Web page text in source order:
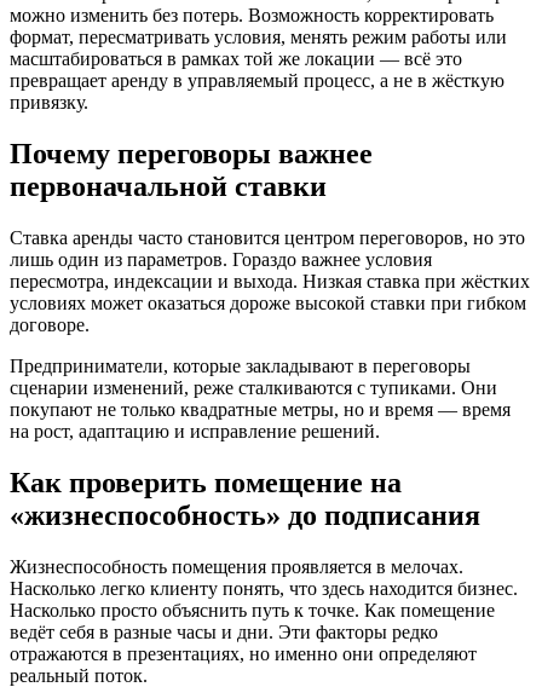
можно изменить без потерь. Возможность корректировать
формат, пересматривать условия, менять режим работы или
масштабироваться в рамках той же локации — всё это
превращает аренду в управляемый процесс, а не в жёсткую
привязку.
Почему переговоры важнее
первоначальной ставки
Ставка аренды часто становится центром переговоров, но это
лишь один из параметров. Гораздо важнее условия
пересмотра, индексации и выхода. Низкая ставка при жёстких
условиях может оказаться дороже высокой ставки при гибком
договоре.
Предприниматели, которые закладывают в переговоры
сценарии изменений, реже сталкиваются с тупиками. Они
покупают не только квадратные метры, но и время — время
на рост, адаптацию и исправление решений.
Как проверить помещение на
«жизнеспособность» до подписания
Жизнеспособность помещения проявляется в мелочах.
Насколько легко клиенту понять, что здесь находится бизнес.
Насколько просто объяснить путь к точке. Как помещение
ведёт себя в разные часы и дни. Эти факторы редко
отражаются в презентациях, но именно они определяют
реальный поток.